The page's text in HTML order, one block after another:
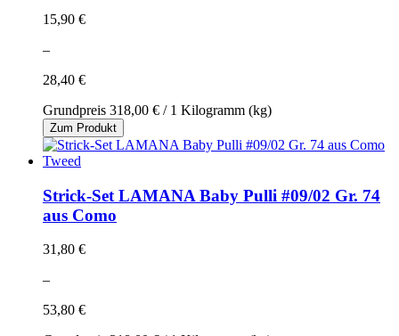
15,90 €
–
28,40 €
Grundpreis 318,00 € / 1 Kilogramm (kg)
Zum Produkt
Strick-Set LAMANA Baby Pulli #09/02 Gr. 74
aus Como
31,80 €
–
53,80 €